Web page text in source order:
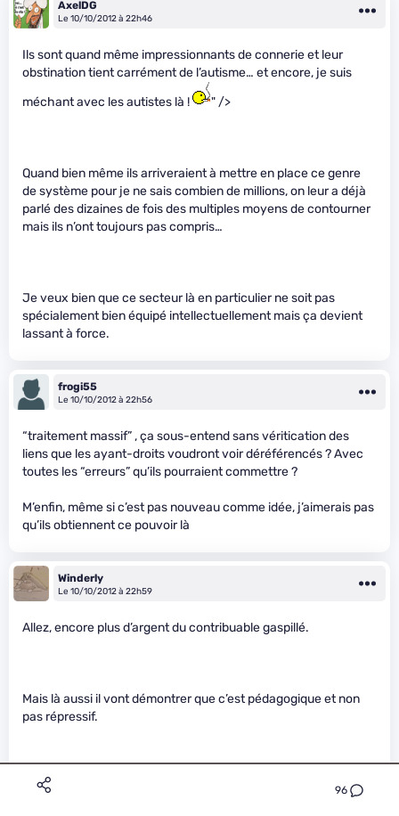
96
AxelDG
Le 10/10/2012 à 22h46
Ils sont quand même impressionnants de connerie et leur
obstination tient carrément de l’autisme… et encore, je suis
méchant avec les autistes là !
" />
Quand bien même ils arriveraient à mettre en place ce genre
de système pour je ne sais combien de millions, on leur a déjà
parlé des dizaines de fois des multiples moyens de contourner
mais ils n’ont toujours pas compris…
Je veux bien que ce secteur là en particulier ne soit pas
spécialement bien équipé intellectuellement mais ça devient
lassant à force.
frogi55
Le 10/10/2012 à 22h56
“traitement massif” , ça sous-entend sans véritication des
liens que les ayant-droits voudront voir déréférencés ? Avec
toutes les “erreurs” qu’ils pourraient commettre ?
M’enfin, même si c’est pas nouveau comme idée, j’aimerais pas
qu’ils obtiennent ce pouvoir là
Winderly
Le 10/10/2012 à 22h59
Allez, encore plus d’argent du contribuable gaspillé.
Mais là aussi il vont démontrer que c’est pédagogique et non
pas répressif.